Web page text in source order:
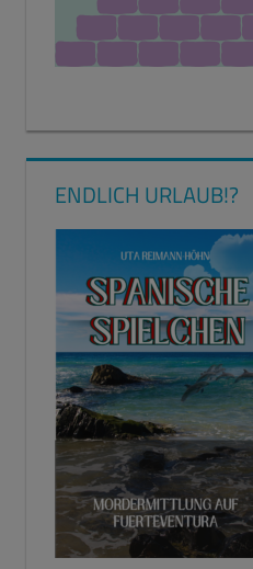
ENDLICH URLAUB!?